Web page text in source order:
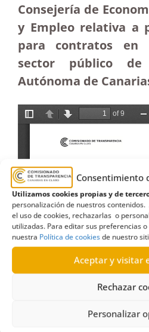
Consentimiento
Utilizamos cookies propias y de
personalización de nuestros
el uso de cookies, rechazarlas o
utilizadas. Para editar sus preferencias
nuestra Política de cookiesde nuestro
Aceptar y visitar
Rechazar
Personalizar
Consejería de
y Empleo relativa a
para contratos en
sector público de
Autónoma de